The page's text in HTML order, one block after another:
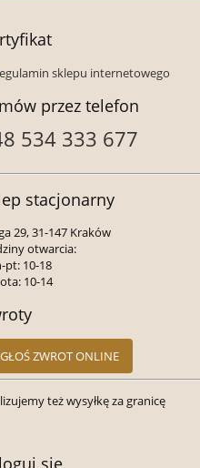
przez telefon
534 333 677
stacjonarny
29, 31-147 Kraków
otwarcia:
pt: 10-18
10-14
ZWROT ONLINE
też wysyłkę za granicę